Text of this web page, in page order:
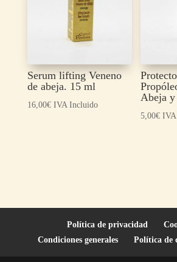
Serum lifting Veneno
de abeja. 15 ml
16,00€ IVA Incluido
Abeja
5,00€
Política de privacidad
Condiciones generales
Política de